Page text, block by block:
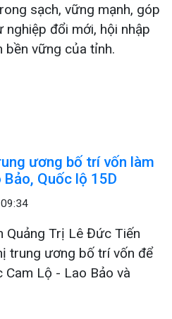
sạch, vững mạnh, góp
đổi mới, hội nhập
bền vững của tỉnh.
ương bố trí vốn làm
Quốc lộ 15D
Quảng Trị Lê Đức Tiến
trung ương bố trí vốn để
Lộ - Lao Bảo và